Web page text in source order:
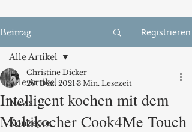
Beitrag Registrieren
Alle Artikel
News
Konzepte
Alle Artikel
Intelligent kochen mit dem
Multikocher Cook4Me Touch
Christine Dicker
20. Dez. 2021 3 Min. Lesezeit